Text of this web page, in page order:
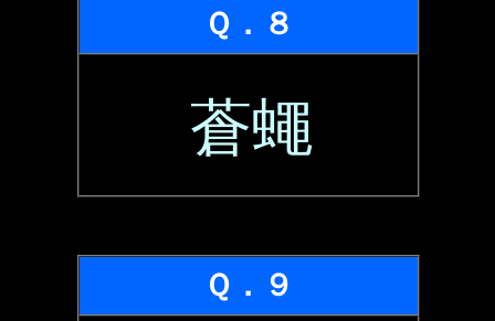
Ｑ．８
蒼蠅
Ｑ．９